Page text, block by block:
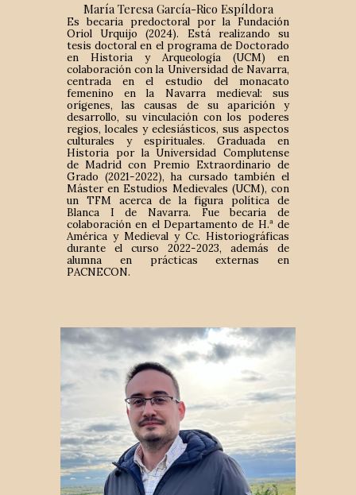
María Teresa García-Rico Espíldora
Es becaria predoctoral por la Fundación
Oriol Urquijo (2024). Está realizando su
tesis doctoral en el programa de Doctorado
en Historia y Arqueología (UCM) en
colaboración con la Universidad de Navarra,
centrada en el estudio del monacato
femenino en la Navarra medieval: sus
orígenes, las causas de su aparición y
desarrollo, su vinculación con los poderes
regios, locales y eclesiásticos, sus aspectos
culturales y espirituales. Graduada en
Historia por la Universidad Complutense
de Madrid con Premio Extraordinario de
Grado (2021-2022), ha cursado también el
Máster en Estudios Medievales (UCM), con
un TFM acerca de la figura política de
Blanca I de Navarra. Fue becaria de
colaboración en el Departamento de H.ª de
América y Medieval y Cc. Historiográficas
durante el curso 2022-2023, además de
alumna en prácticas externas en
PACNECON.